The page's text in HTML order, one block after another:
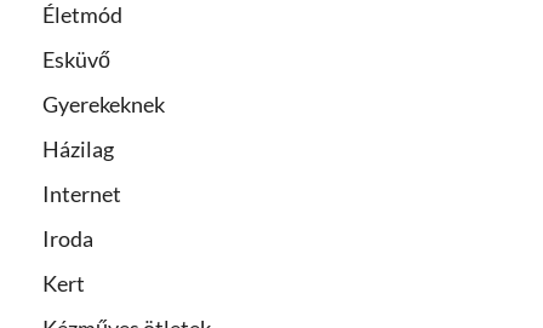
Életmód
Esküvő
Gyerekeknek
Házilag
Internet
Iroda
Kert